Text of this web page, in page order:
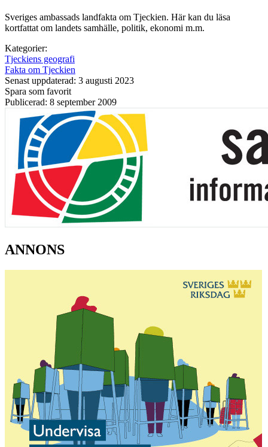
Sveriges ambassads landfakta om Tjeckien. Här kan du läsa
kortfattat om landets samhälle, politik, ekonomi m.m.
Kategorier:
Tjeckiens geografi
Fakta om Tjeckien
Senast uppdaterad: 3 augusti 2023
Spara som favorit
Publicerad: 8 september 2009
ANNONS